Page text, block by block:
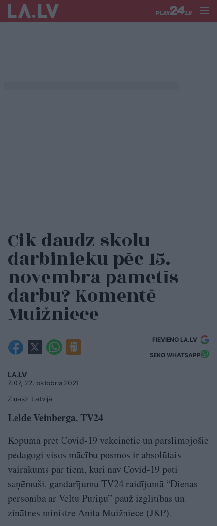
Cik daudz skolu
darbinieku pēc 15.
novembra pametīs
darbu? Komentē
Muižniece
PIEVIENO LA.LV
SEKO WHATSAPP
LA.LV
7:07, 22. oktobris 2021
Ziņas
Latvijā
Lelde Veinberga, TV24
Kopumā pret Covid-19 vakcinētie un pārslimojošie
pedagogi visos mācību posmos ir absolūtais
vairākums pār tiem, kuri nav Covid-19 poti
saņēmuši, gandarījumu TV24 raidījumā “Dienas
personība ar Veltu Puriņu” pauž izglītības un
zinātnes ministre Anita Muižniece (JKP).